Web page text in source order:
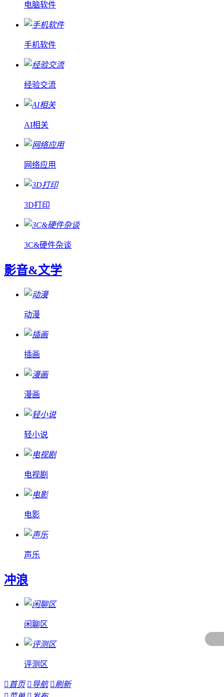
电脑软件
手机软件
经验交流
AI相关
网络应用
3D打印
3C&硬件杂谈
影音&文学
动漫
插画
漫画
轻小说
电视剧
电影
声乐
冲浪
闲聊区
评测区
 首页  导航 刷新